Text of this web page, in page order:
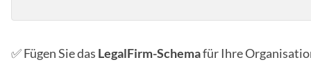
✅ Fügen Sie das LegalFirm-Schemafür Ihre